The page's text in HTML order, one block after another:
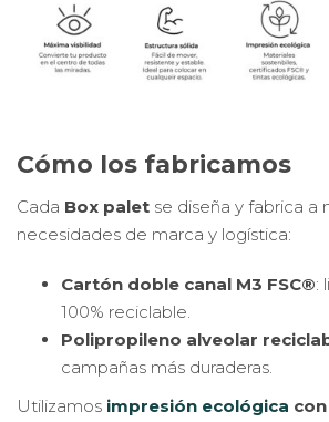
Cómo los fabricamos
Cada Box palet se diseña y fabrica a
necesidades de marca y logística:
Cartón doble canal M3 FSC®:
100% reciclable.
Polipropileno alveolar
campañas más duraderas.
Utilizamos impresión ecológica